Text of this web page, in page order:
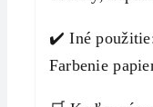
✔️ Iné
Farbenie